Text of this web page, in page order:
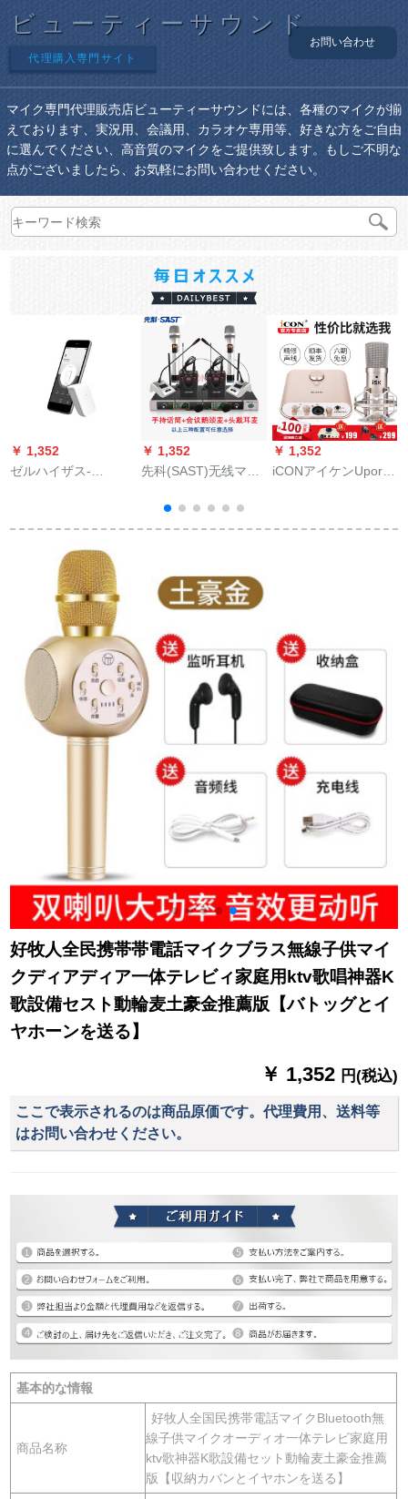
ビューティーサウンド
代理購入専門サイト
お問い合わせ
マイク専門代理販売店ビューティーサウンドには、各種のマイクが揃
えております、実況用、会議用、カラオケ専用等、好きな方をご自由
に選んでください、高音質のマイクをご提供致します。もしご不明な
点がございましたら、お気軽にお問い合わせください。
￥ 1,352
ゼルハイザス-
￥ 1,352
先科(SAST)无线マイ
テジカラク金属U段マ
イク会议を开催し、
ることができます。
￥ 1,352
iCONアイケンUport 2
2+ISK bm 800セツ
好牧人全民携帯帯電話マイクブラス無線子供マイ
クディアディア一体テレビィ家庭用ktv歌唱神器K
歌設備セスト動輪麦土豪金推薦版【バトッグとイ
ヤホーンを送る】
￥ 1,352 円(税込)
ここで表示されるのは商品原価です。代理費用、送料等
はお問い合わせください。
基本的な情報
商品名称
好牧人全国民携帯電話マイクBluetooth無
線子供マイクオーディオ一体テレビ家庭用
ktv歌神器K歌設備セット動輪麦土豪金推薦
版【収納カバンとイヤホンを送る】